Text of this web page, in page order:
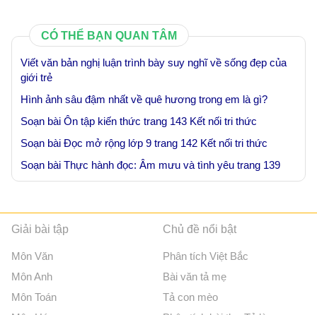
CÓ THỂ BẠN QUAN TÂM
Viết văn bản nghị luận trình bày suy nghĩ về sống đẹp của
giới trẻ
Hình ảnh sâu đậm nhất về quê hương trong em là gì?
Soạn bài Ôn tập kiến thức trang 143 Kết nối tri thức
Soạn bài Đọc mở rộng lớp 9 trang 142 Kết nối tri thức
Soạn bài Thực hành đọc: Âm mưu và tình yêu trang 139
Giải bài tập
Môn Văn
Môn Anh
Môn Toán
Chủ đề nổi bật
Phân tích Việt Bắc
Bài văn tả mẹ
Tả con mèo